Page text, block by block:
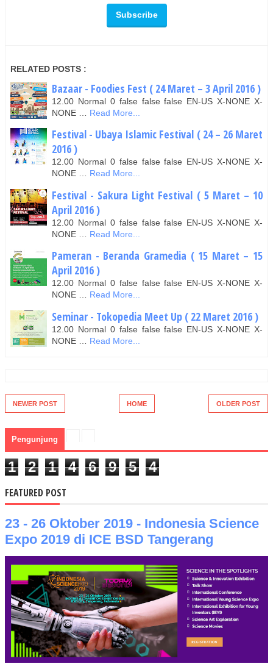
RELATED POSTS :
Bazaar - Foodies Fest ( 24 Maret – 3 April 2016 )
12.00 Normal 0 false false false EN-US X-NONE X-
NONE …
Read More...
Festival - Ubaya Islamic Festival ( 24 – 26 Maret
2016 )
12.00 Normal 0 false false false EN-US X-NONE X-
NONE … Read More...
Festival - Sakura Light Festival ( 5 Maret – 10
April 2016 )
12.00 Normal 0 false false false EN-US X-NONE X-
NONE …
Read More...
Pameran - Beranda Gramedia ( 15 Maret – 15
April 2016 )
12.00 Normal 0 false false false EN-US X-NONE X-
NONE … Read More...
Seminar - Tokopedia Meet Up ( 22 Maret 2016 )
12.00 Normal 0 false false false EN-US X-NONE X-
NONE …
Read More...
NEWER POST OLDER POST
HOME
Pengunjung
1 2 1 4 6 9 5 4
FEATURED POST
23 - 26 Oktober 2019 - Indonesia Science
Expo 2019 di ICE BSD Tangerang